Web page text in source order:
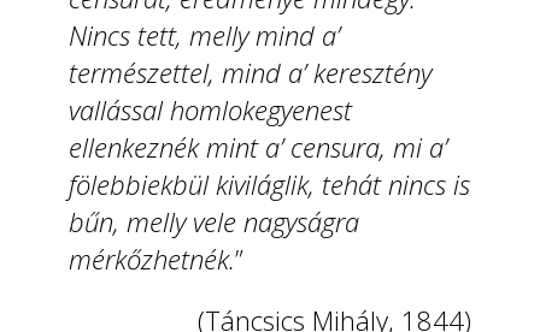
Nincs tett, melly mind a’
természettel, mind a’ keresztény
vallással homlokegyenest
ellenkeznék mint a’ censura, mi a’
fölebbiekbül kiviláglik, tehát nincs is
bűn, melly vele nagyságra
mérkőzhetnék.”
(Táncsics Mihály, 1844)